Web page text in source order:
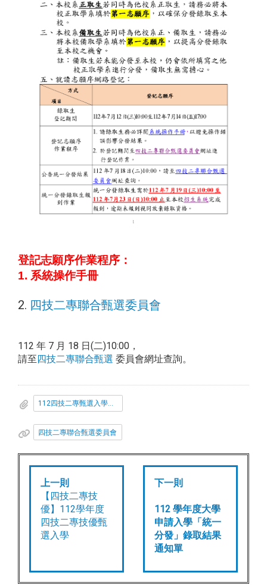
登記志願序作業程序：
1. 系統操作手冊
2. 四技二專聯合甄選委員會
112 年 7 月 18 日(二)10:00，
請至 四技二專聯合甄選 委員會網址查詢。
112四技二專甄選入學填志願說明.pdf
四技二專聯合甄選委員會
上一則
【四技二專技
優】112學年度
四技二專技優甄
選入學
下一則
112 學年度大學
申請入學「統一
分發」錄取結果
通知單